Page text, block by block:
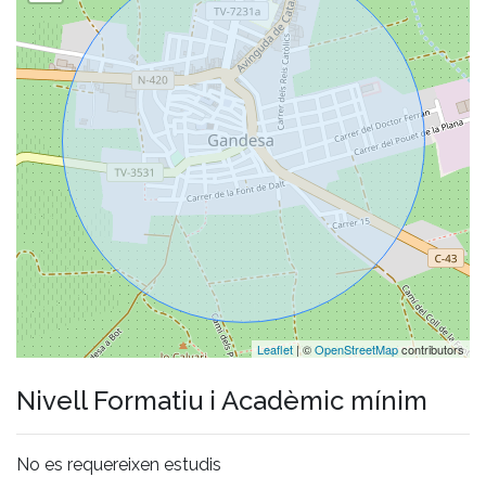
Leaflet| ©OpenStreetMapcontributors
Nivell Formatiu i Acadèmic mínim
No es requereixen estudis